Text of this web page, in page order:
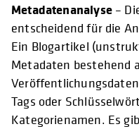
Metadatenanalyse–
entscheidend für die
Ein Blogartikel
Metadaten bestehend
Tags oder
Kategorienamen. Es